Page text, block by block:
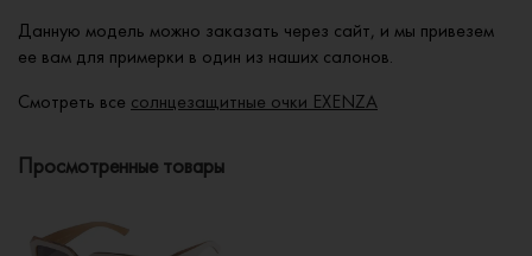
Данную модель можно заказать через сайт, и мы привезем
ее вам для примерки в один из наших салонов.
Смотреть все солнцезащитные очки EXENZA
Просмотренные товары